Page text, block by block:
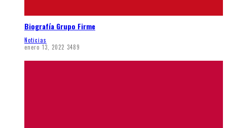
Biografía Grupo Firme
Noticias
enero 13, 2022 3489